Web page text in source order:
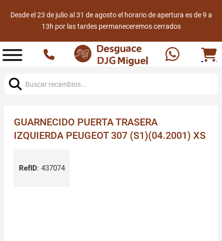
Desde el 23 de julio al 31 de agosto el horario de apertura es de 9 a
13h por las tardes permaneceremos cerrados
GUARNECIDO PUERTA TRASERA
IZQUIERDA PEUGEOT 307 (S1)(04.2001) XS
RefID: 437074